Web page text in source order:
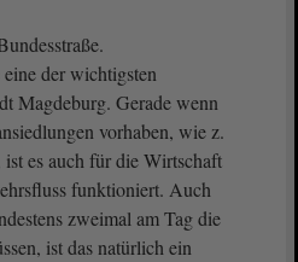
der wichtigsten
Magdeburg. Gerade wenn
vorhaben, wie z.
es auch für die Wirtschaft
funktioniert. Auch
zweimal am Tag die
ist das natürlich ein